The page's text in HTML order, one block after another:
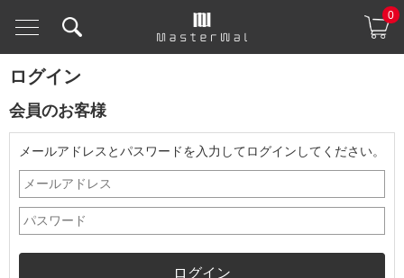
0
ログイン
会員のお客様
メールアドレスとパスワードを入力してログインしてください。